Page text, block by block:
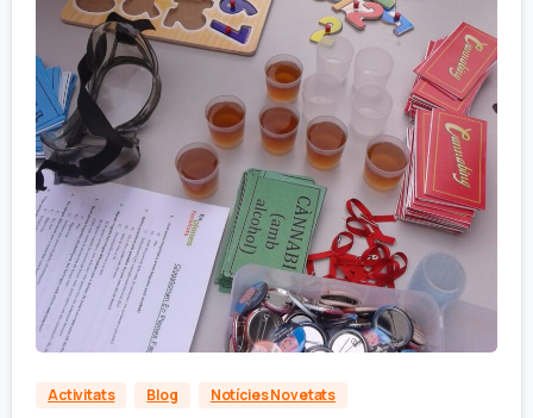
Activitats Blog Notícies Novetats